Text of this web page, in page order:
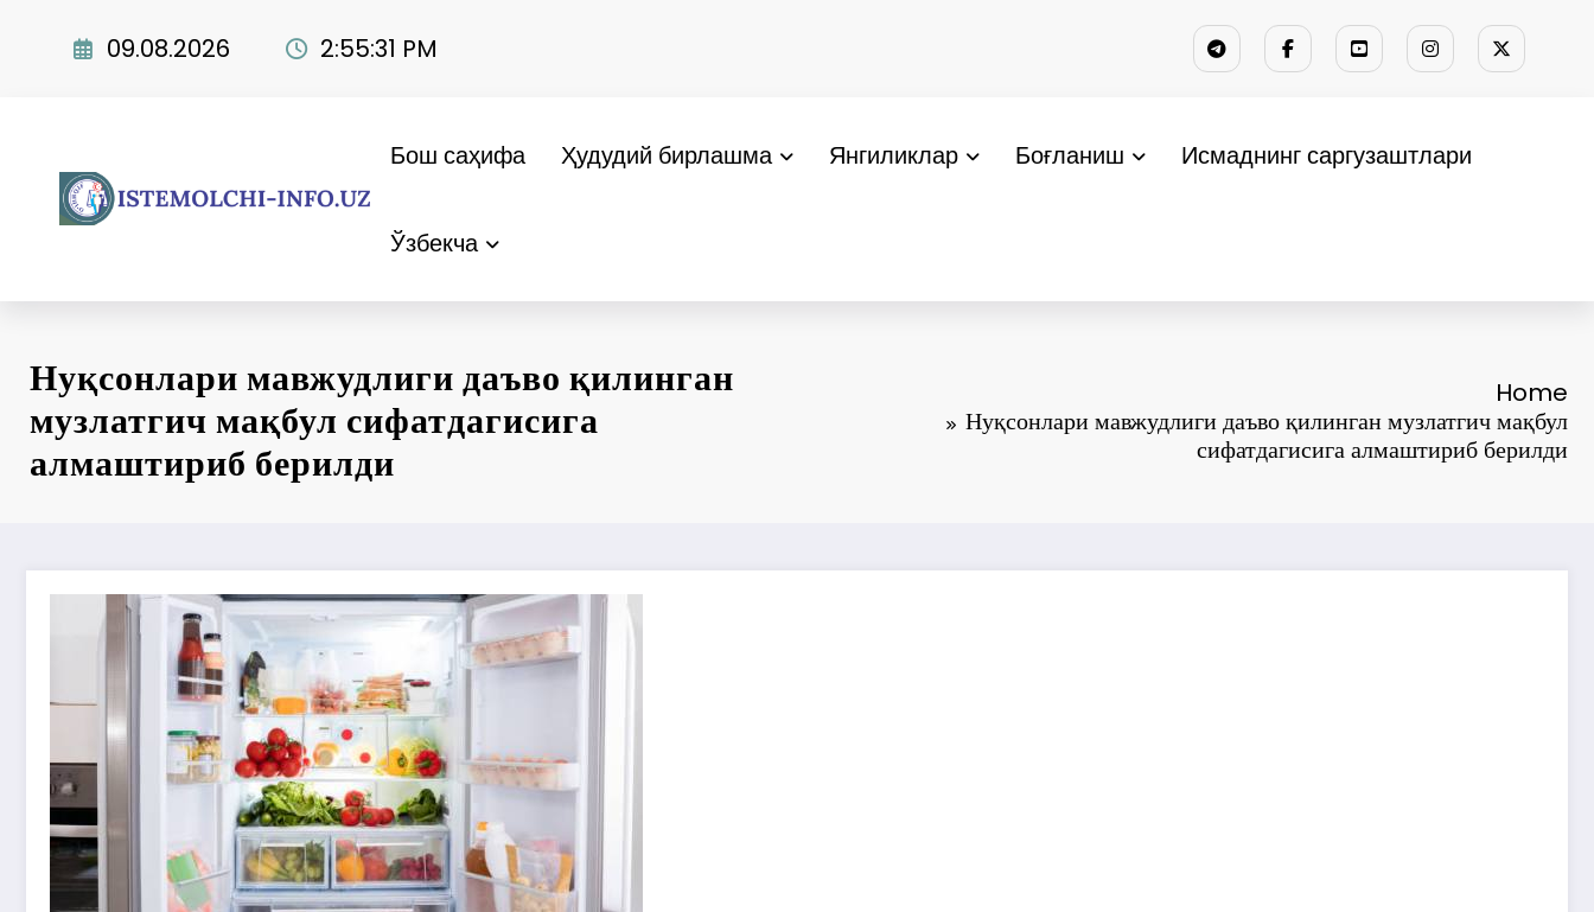
09.08.2026 2:55:32 PM
Бош саҳифа Ҳудудий бирлашма Янгиликлар Боғланиш Исмаднинг саргузаштлари
Ўзбекча
Нуқсонлари мавжудлиги даъво қилинган
музлатгич мақбул сифатдагисига
алмаштириб берилди
Home
Нуқсонлари мавжудлиги даъво қилинган музлатгич мақбул
сифатдагисига алмаштириб берилди